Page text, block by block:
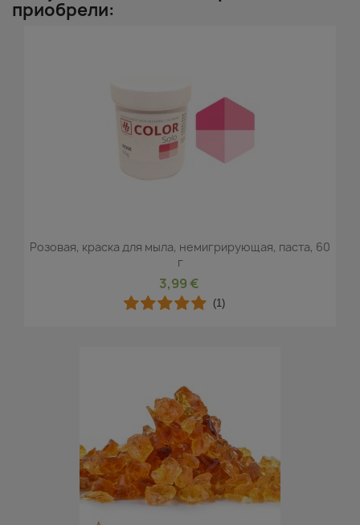
приобрели:
Розовая, краска для мыла, немигрирующая, паста, 60
г
3,99 €
(1)